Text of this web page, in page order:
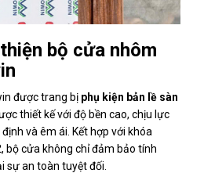
bộ cửa nhôm
được trang bị phụ kiện bản lề sàn
thiết kế với độ bền cao, chịu lực
và êm ái. Kết hợp với khóa
bộ cửa không chỉ đảm bảo tính
sự an toàn tuyệt đối.